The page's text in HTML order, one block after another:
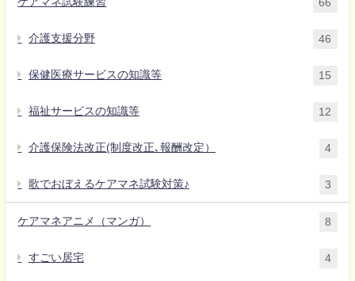
介護支援分野 46
保健医療サービスの知識等 15
福祉サービスの知識等 12
介護保険法改正(制度改正､報酬改定） 4
歌でおぼえるケアマネ試験対策♪ 3
ケアマネアニメ（マンガ） 8
すごい居宅 4